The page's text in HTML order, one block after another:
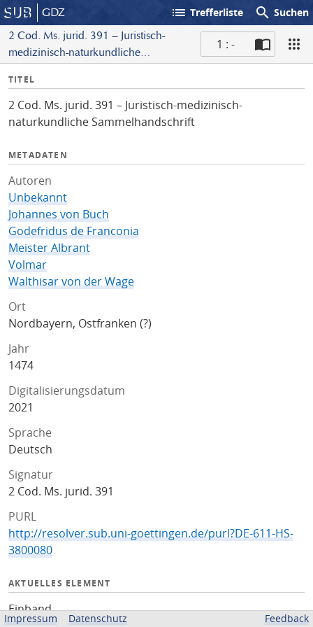
GDZ list Trefferliste search Suchen
2 Cod. Ms. jurid. 391 – Juristisch-
medizinisch-naturkundliche
1 : -
I
f
o
TITEL
2 Cod. Ms. jurid. 391 – Juristisch-medizinisch-
naturkundliche Sammelhandschrift
METADATEN
Autoren
Unbekannt
Johannes von Buch
Godefridus de Franconia
Meister Albrant
Volmar
Walthisar von der Wage
Ort
Nordbayern, Ostfranken (?)
Jahr
1474
Digitalisierungsdatum
2021
Sprache
Deutsch
Signatur
2 Cod. Ms. jurid. 391
PURL
http://resolver.sub.uni-goettingen.de/purl?DE-611-HS-
3800080
AKTUELLES ELEMENT
Einband
Impressum Datenschutz Feedback